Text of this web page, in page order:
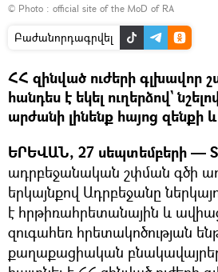
© Photo : official site of the MoD of RA
Բաժանորդագրվել
ՀՀ զինված ուժերի գլխավոր
հանդես է եկել ուղերձով`
արժանի լինենք հայոց
ԵՐԵՎԱՆ, 27 սեպտեմբերի —
ադրբեջանական շփման գծի
երկայնքով Ադրբեջանը
է հրթիռահրետանային և
զուգահեռ հրետակոծության
քաղաքացիական